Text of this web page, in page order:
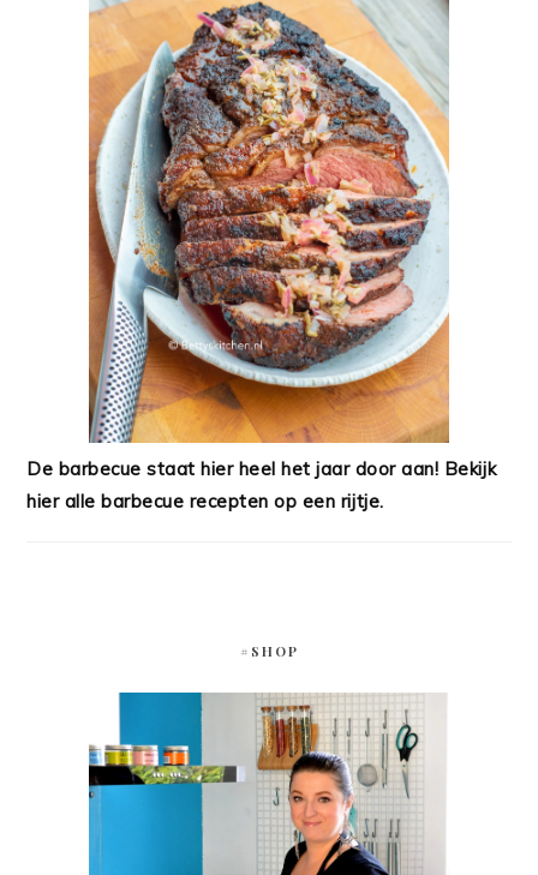
De barbecue staat hier heel het jaar door aan! Bekijk
hier alle barbecue recepten op een rijtje.
#SHOP